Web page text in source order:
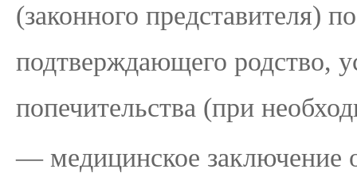
(законного представителя)
подтверждающего родство,
попечительства (при
— медицинское заключение